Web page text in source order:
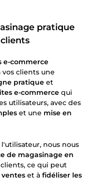
pratique
e-commerce
clients une
pratique et
e-commerce qui
utilisateurs, avec des
et une mise en
nous nous
de magasinage en
ce qui peut
et à fidéliser les